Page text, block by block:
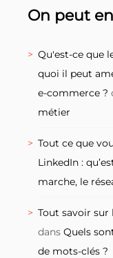
On peut
Qu'est-ce que
quoi il peut
e-commerce ?
métier
Tout ce que
LinkedIn :
marche, le
Tout savoir sur
dans Quels
de mots-clés ?